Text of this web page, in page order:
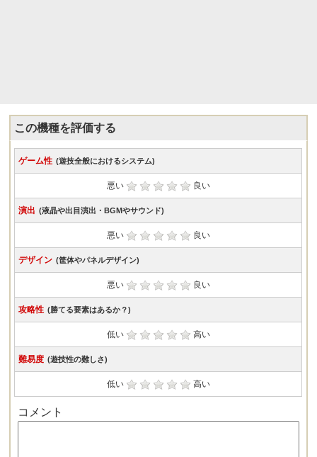
この機種を評価する
ゲーム性 (遊技全般におけるシステム)
悪い 良い
演出 (液晶や出目演出・BGMやサウンド)
悪い 良い
デザイン (筐体やパネルデザイン)
悪い 良い
攻略性 (勝てる要素はあるか？)
低い 高い
難易度 (遊技性の難しさ)
低い 高い
コメント